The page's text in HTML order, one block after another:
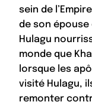
sein de
de son épouse
Hulagu
monde que
lorsque les
visité Hulagu,
remonter